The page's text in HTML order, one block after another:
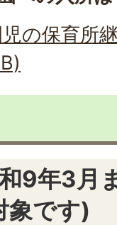
の保育所
9年3月
象です)